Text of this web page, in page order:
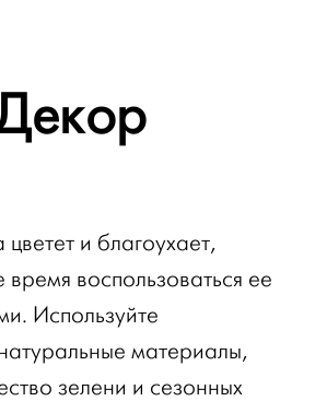
и благоухает,
время воспользоваться ее
Используйте
материалы,
зелени и сезонных